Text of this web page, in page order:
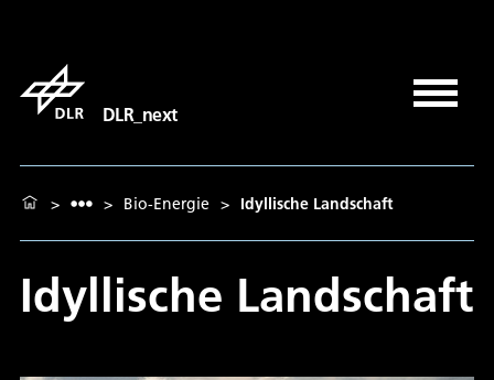
DLR_next
> > Bio-Energie > Idyllische Landschaft
Idyllische Landschaft